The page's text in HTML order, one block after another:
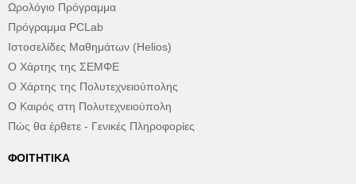
Ωρολόγιο Πρόγραμμα
Πρόγραμμα PCLab
Ιστοσελίδες Μαθημάτων (Helios)
Ο Χάρτης της ΣΕΜΦΕ
Ο Χάρτης της Πολυτεχνειούπολης
Ο Καιρός στη Πολυτεχνειούπολη
Πώς θα έρθετε - Γενικές Πληροφορίες
ΦΟΙΤΗΤΙΚΆ